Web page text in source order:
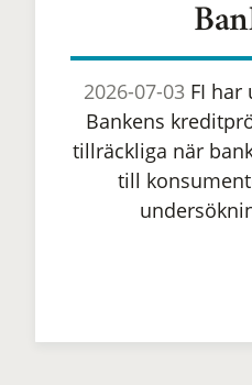
2026-07-03 FI har
Bankens
tillräckliga när
till